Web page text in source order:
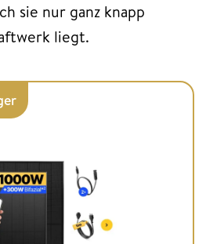
sie nur ganz knapp
liegt.